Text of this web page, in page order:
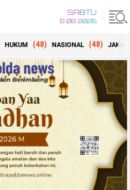
SABTU
8 08 2026
HUKUM (48) NASIONAL (48)